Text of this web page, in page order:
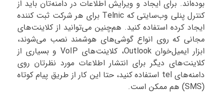
بوده‌اند. برای ایجاد و ویرایش اطلاعات در دامنه‌تان باید از
کنترل پنلی وب‌سایتی که Telnic برای هر شرکت ثبت کننده
ایجاد کرده استفاده کنید. هم‌چنین می‌توانید از کلاینت‌های
مجانی که روی انواع گوشی‌های هوشمند نصب می‌شوند،
ابزار ایمیل‌خوان Outlook، کلاینت‌های VoIP و بسیاری از
کلاینت‌های دیگر برای انتشار اطلاعات مورد نظرتان روی
دامنه‌های tel استفاده کنید، حتا این کار از طریق پیام کوتاه
(SMS) هم ممکن است.